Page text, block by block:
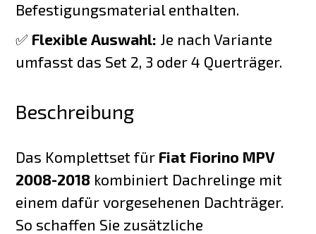
Befestigungsmaterial enthalten.
✅ Flexible Auswahl: Je nach Variante
umfasst das Set 2, 3 oder 4 Querträger.
Beschreibung
Das Komplettset für Fiat Fiorino MPV
2008-2018 kombiniert Dachrelinge mit
einem dafür vorgesehenen Dachträger.
So schaffen Sie zusätzliche